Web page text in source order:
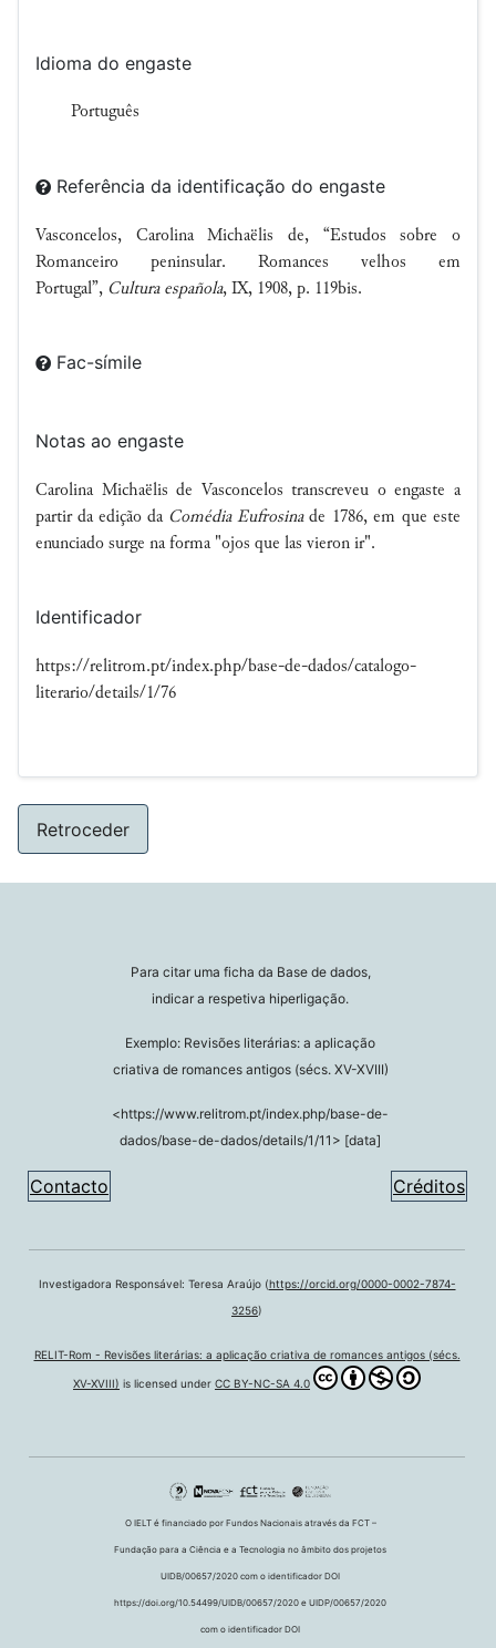
Idioma do engaste
Português
Referência da identificação do engaste
Vasconcelos, Carolina Michaëlis de, “Estudos sobre o
Romanceiro peninsular. Romances velhos em
Portugal”, Cultura española, IX, 1908, p. 119bis.
Fac-símile
Notas ao engaste
Carolina Michaëlis de Vasconcelos transcreveu o engaste a
partir da edição da Comédia Eufrosinade 1786, em que este
enunciado surge na forma "ojos que las vieron ir".
Identificador
https://relitrom.pt/index.php/base-de-dados/catalogo-
literario/details/1/76
Retroceder
Para citar uma ficha da Base de dados,
indicar a respetiva hiperligação.
Exemplo: Revisões literárias: a aplicação
criativa de romances antigos (sécs. XV-XVIII)
<https://www.relitrom.pt/index.php/base-de-
dados/base-de-dados/details/1/11> [data]
Contacto Créditos
Investigadora Responsável: Teresa Araújo (https://orcid.org/0000-0002-7874-
3256)
RELIT-Rom - Revisões literárias: a aplicação criativa de romances antigos (sécs.
XV-XVIII) is licensed under CC BY-NC-SA 4.0
O IELT é financiado por Fundos Nacionais através da FCT –
Fundação para a Ciência e a Tecnologia no âmbito dos projetos
UIDB/00657/2020 com o identificador DOI
https://doi.org/10.54499/UIDB/00657/2020 e UIDP/00657/2020
com o identificador DOI